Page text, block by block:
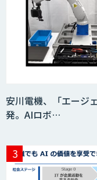
安川電機、「エージ
発。AIロボ…